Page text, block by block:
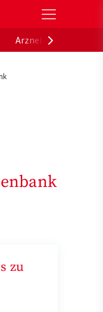
der
zu